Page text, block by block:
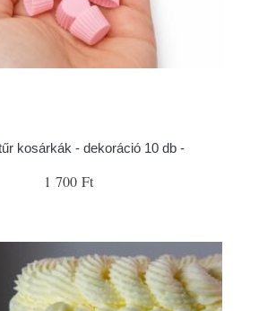
kosárkák - dekoráció 10 db -
1 700 Ft